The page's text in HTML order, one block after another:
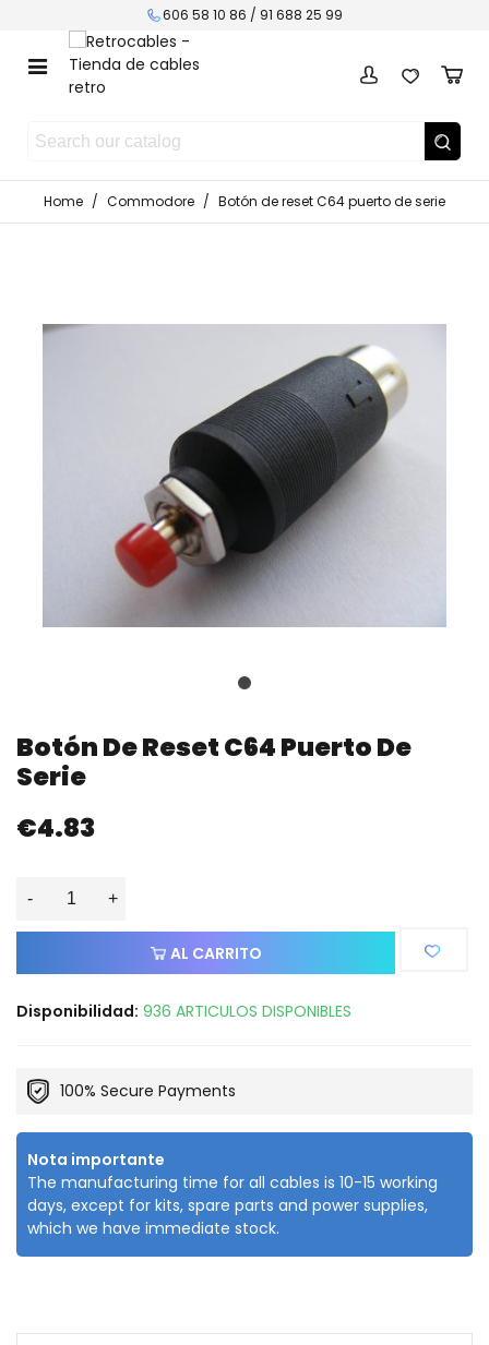
606 58 10 86 / 91 688 25 99
Home / Commodore / Botón de reset C64 puerto de serie
Botón De Reset C64 Puerto De
Serie
€4.83
- +
AL CARRITO
Disponibilidad: 936 ARTICULOS DISPONIBLES
100% Secure Payments
Nota importante
The manufacturing time for all cables is 10-15 working
days, except for kits, spare parts and power supplies,
which we have immediate stock.